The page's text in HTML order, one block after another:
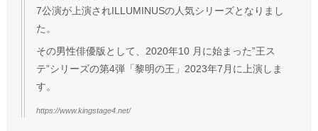
7公演が上演されILLUMINUSの人気シリーズとなりまし
た。
その男性俳優版として、2020年10 月に始まった”王ス
テ”シリーズの第4弾「黎明の王」2023年7月に上演しま
す。
https://www.kingstage4.net/